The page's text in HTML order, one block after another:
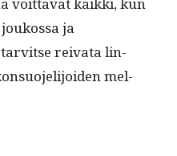
voit­ta­vat kaik­ki, kun
ja
rei­va­ta lin­
mel­